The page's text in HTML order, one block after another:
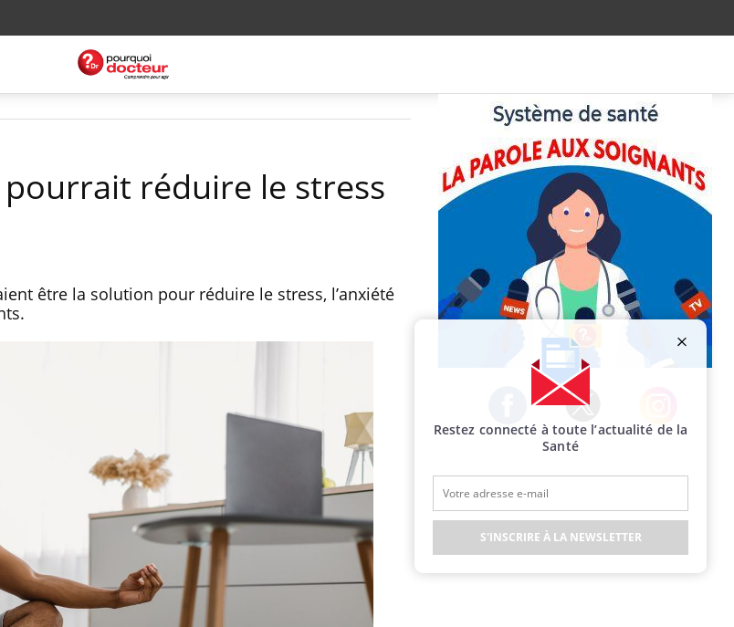
réduire le stress
être la solution pour réduire le stress, l’anxiété
Facebook Twitter Instagram
Restez connecté à toute l’actualité de la
Santé
S'INSCRIRE À LA NEWSLETTER